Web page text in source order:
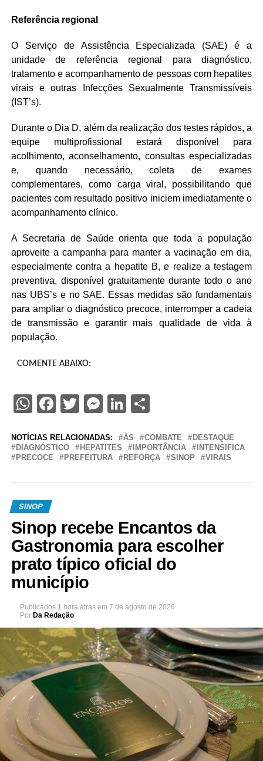
Referência regional
O Serviço de Assistência Especializada (SAE) é a
unidade de referência regional para diagnóstico,
tratamento e acompanhamento de pessoas com hepatites
virais e outras Infecções Sexualmente Transmissíveis
(IST’s).
Durante o Dia D, além da realização dos testes rápidos, a
equipe multiprofissional estará disponível para
acolhimento, aconselhamento, consultas especializadas
e, quando necessário, coleta de exames
complementares, como carga viral, possibilitando que
pacientes com resultado positivo iniciem imediatamente o
acompanhamento clínico.
A Secretaria de Saúde orienta que toda a população
aproveite a campanha para manter a vacinação em dia,
especialmente contra a hepatite B, e realize a testagem
preventiva, disponível gratuitamente durante todo o ano
nas UBS’s e no SAE. Essas medidas são fundamentais
para ampliar o diagnóstico precoce, interromper a cadeia
de transmissão e garantir mais qualidade de vida à
população.
COMENTE ABAIXO:
WhatsApp
Facebook
TwitterMessenger
LinkedIn
NOTÍCIAS RELACIONADAS: ÀS COMBATE
DESTAQUE
DIAGNÓSTICO
HEPATITES IMPORTÂNCIA
INTENSIFICA
PRECOCE
PREFEITURA REFORÇA SINOP VIRAIS
SINOP
Sinop recebe Encantos da
Gastronomia para escolher
prato típico oficial do
município
Publicados 1 hora atrás em 7 de agosto de 2026
Por Da Redação